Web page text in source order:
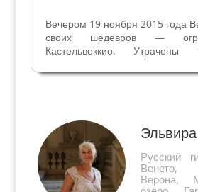
Вечером 19 ноября 2015 года
своих шедевров —
Кастельвеккио.
Мантеньи, Беллини,
Русский
Венето,
Верона,